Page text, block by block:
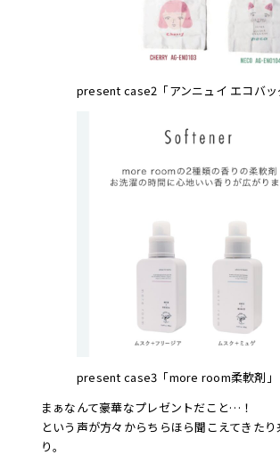
present case2「アンニュイ エコバッ
present case3「more room柔軟剤」
まぁなんて豪華なプレゼントだこと…！
という声が方々からちらほら聞こえてきた
り。